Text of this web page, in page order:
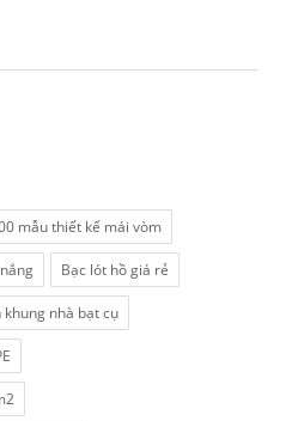
mẫu thiết kế mái vòm
Bạc lót hồ giá rẻ
khung nhà bạt cụ